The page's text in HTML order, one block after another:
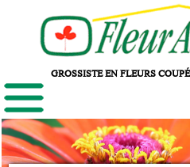
GROSSISTE EN FLEURS